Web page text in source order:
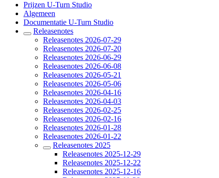
Prijzen U-Turn Studio
Algemeen
Documentatie U-Turn Studio
Releasenotes
Releasenotes 2026-07-29
Releasenotes 2026-07-20
Releasenotes 2026-06-29
Releasenotes 2026-06-08
Releasenotes 2026-05-21
Releasenotes 2026-05-06
Releasenotes 2026-04-16
Releasenotes 2026-04-03
Releasenotes 2026-02-25
Releasenotes 2026-02-16
Releasenotes 2026-01-28
Releasenotes 2026-01-22
Releasenotes 2025
Releasenotes 2025-12-29
Releasenotes 2025-12-22
Releasenotes 2025-12-16